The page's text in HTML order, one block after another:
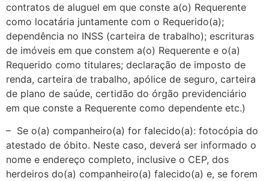
contratos de aluguel em que conste a(o) Requerente
como locatária juntamente com o Requerido(a);
dependência no INSS (carteira de trabalho); escrituras
de imóveis em que constem a(o) Requerente e o(a)
Requerido como titulares; declaração de imposto de
renda, carteira de trabalho, apólice de seguro, carteira
de plano de saúde, certidão do órgão previdenciário
em que conste a Requerente como dependente etc.)
– Se o(a) companheiro(a) for falecido(a): fotocópia do
atestado de óbito. Neste caso, deverá ser informado o
nome e endereço completo, inclusive o CEP, dos
herdeiros do(a) companheiro(a) falecido(a) e, se forem